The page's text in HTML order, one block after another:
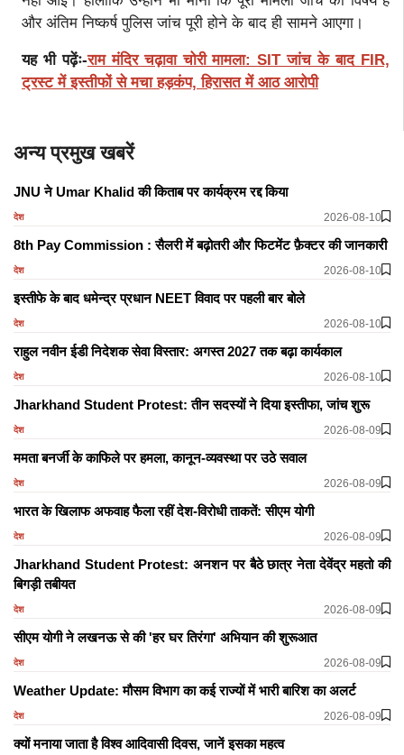
और अंतिम निष्कर्ष पुलिस जांच पूरी होने के बाद ही सामने आएगा।
यह भी पढ़ेंः-राम मंदिर चढ़ावा चोरी मामला: SIT जांच के बाद FIR,
ट्रस्ट में इस्तीफों से मचा हड़कंप, हिरासत में आठ आरोपी
अन्य प्रमुख खबरें
JNU ने Umar Khalid की किताब पर कार्यक्रम रद्द किया
देश 2026-08-10
8th Pay Commission : सैलरी में बढ़ोतरी और फिटमेंट फ़ैक्टर की जानकारी
देश 2026-08-10
इस्तीफे के बाद धमेन्द्र प्रधान NEET विवाद पर पहली बार बोले
देश 2026-08-10
राहुल नवीन ईडी निदेशक सेवा विस्तार: अगस्त 2027 तक बढ़ा कार्यकाल
देश 2026-08-10
Jharkhand Student Protest: तीन सदस्यों ने दिया इस्तीफा, जांच शुरू
देश 2026-08-09
ममता बनर्जी के काफिले पर हमला, कानून-व्यवस्था पर उठे सवाल
देश 2026-08-09
भारत के खिलाफ अफवाह फैला रहीं देश-विरोधी ताकतें: सीएम योगी
देश 2026-08-09
Jharkhand Student Protest: अनशन पर बैठे छात्र नेता देवेंद्र महतो की
बिगड़ी तबीयत
देश 2026-08-09
सीएम योगी ने लखनऊ से की 'हर घर तिरंगा' अभियान की शुरूआत
देश 2026-08-09
Weather Update: मौसम विभाग का कई राज्यों में भारी बारिश का अलर्ट
देश 2026-08-09
क्यों मनाया जाता है विश्व आदिवासी दिवस, जानें इसका महत्व